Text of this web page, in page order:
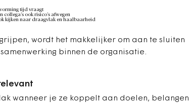
tijd vraagt
ook risico’s afwegen
kijken naar draagvlak en haalbaarheid
wordt het makkelijker om aan te sluiten
binnen de organisatie.
wanneer je ze koppelt aan doelen, belangen